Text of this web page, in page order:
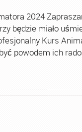
2024
będzie miało
Kurs
powodem ich